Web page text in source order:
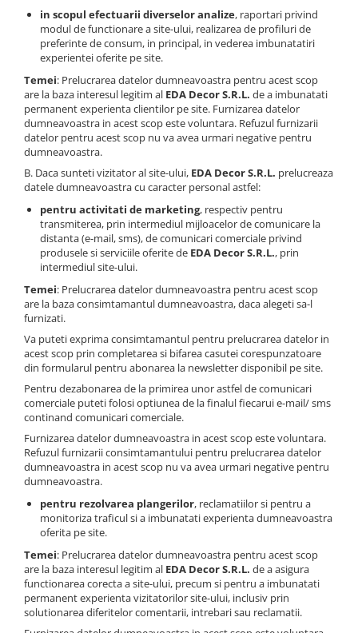
in scopul efectuarii diverselor analize, raportari privind
modul de functionare a site-ului, realizarea de profiluri de
preferinte de consum, in principal, in vederea imbunatatiri
experientei oferite pe site.
Temei: Prelucrarea datelor dumneavoastra pentru acest scop
are la baza interesul legitim al EDA Decor S.R.L. de a imbunatati
permanent experienta clientilor pe site. Furnizarea datelor
dumneavoastra in acest scop este voluntara. Refuzul furnizarii
datelor pentru acest scop nu va avea urmari negative pentru
dumneavoastra.
B. Daca sunteti vizitator al site-ului, EDA Decor S.R.L. prelucreaza
datele dumneavoastra cu caracter personal astfel:
pentru activitati de marketing, respectiv pentru
transmiterea, prin intermediul mijloacelor de comunicare la
distanta (e-mail, sms), de comunicari comerciale privind
produsele si serviciile oferite de EDA Decor S.R.L., prin
intermediul site-ului.
Temei: Prelucrarea datelor dumneavoastra pentru acest scop
are la baza consimtamantul dumneavoastra, daca alegeti sa-l
furnizati.
Va puteti exprima consimtamantul pentru prelucrarea datelor in
acest scop prin completarea si bifarea casutei corespunzatoare
din formularul pentru abonarea la newsletter disponibil pe site.
Pentru dezabonarea de la primirea unor astfel de comunicari
comerciale puteti folosi optiunea de la finalul fiecarui e-mail/ sms
continand comunicari comerciale.
Furnizarea datelor dumneavoastra in acest scop este voluntara.
Refuzul furnizarii consimtamantului pentru prelucrarea datelor
dumneavoastra in acest scop nu va avea urmari negative pentru
dumneavoastra.
pentru rezolvarea plangerilor, reclamatiilor si pentru a
monitoriza traficul si a imbunatati experienta dumneavoastra
oferita pe site.
Temei: Prelucrarea datelor dumneavoastra pentru acest scop
are la baza interesul legitim al EDA Decor S.R.L. de a asigura
functionarea corecta a site-ului, precum si pentru a imbunatati
permanent experienta vizitatorilor site-ului, inclusiv prin
solutionarea diferitelor comentarii, intrebari sau reclamatii.